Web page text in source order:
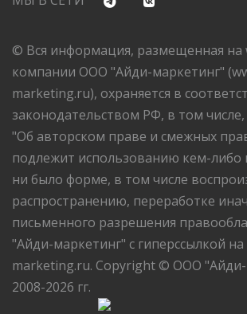
© Вся информация, размещенная на
компании ООО "Айди-маркетинг"
marketing.ru), охраняется в
законодательством РФ, в том
"Об авторском праве и смежных
подлежит использованию кем-либо
ни было форме, в том числе
распространению, переработке
письменного разрешения
"Айди-маркетинг" с гиперссылкой на
marketing.ru. Copyright © ООО "Айди-
2008-2026 гг.